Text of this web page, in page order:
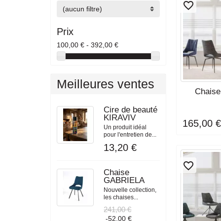
(aucun filtre)
Prix
100,00 € - 392,00 €
Meilleures ventes
Cire de beauté
KIRAVIV
Un produit idéal
pour l'entretien de...
13,20 €
Chaise
GABRIELA
Nouvelle collection,
les chaises...
241,00 €
-52,00 €
DÉLAI DE
favorite_border
165,00 €
favorite_border